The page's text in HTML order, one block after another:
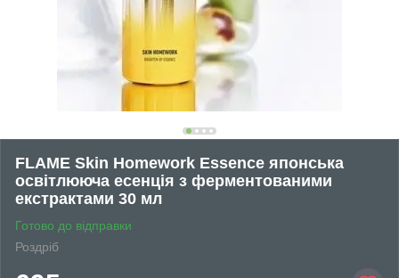
FLAME Skin Homework Essence японська
освітлююча есенція з ферментованими
екстрактами 30 мл
Готово до відправки
Роздріб